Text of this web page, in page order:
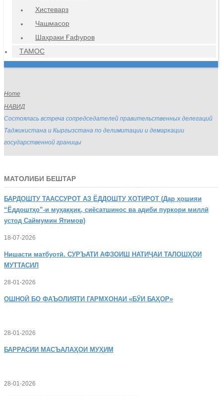
Хистеварз
Чашмасор
Шаҳраки Ғафуров
ТАМОС
Home
НАВИД
Состоялась встреча сопредседателей правительственных делегаций
Таджикистана и Кыргызстана по делимитации и демаркации
государственной границы
МАТОЛИБИ БЕШТАР
БАРДОШТУ ТААССУРОТ АЗ ЁДДОШТУ ХОТИРОТ (Дар ҳошияи
“Ёддоштҳо”-и муҳаққиқ, сиёсатшинос ва адиби пуркори миллӣ
устод Саймумин Ятимов)
18-07-2026
Нишасти матбуотӣ. СУРЪАТИ АФЗОИШ НАТИҶАИ ТАЛОШҲОИ
МУТТАСИЛ
28-01-2026
ОШНОӢ БО ФАЪОЛИЯТИ ГАРМХОНАИ «БӮИ БАҲОР»
28-01-2026
БАРРАСИИ МАСЪАЛАҲОИ МУҲИМ
28-01-2026